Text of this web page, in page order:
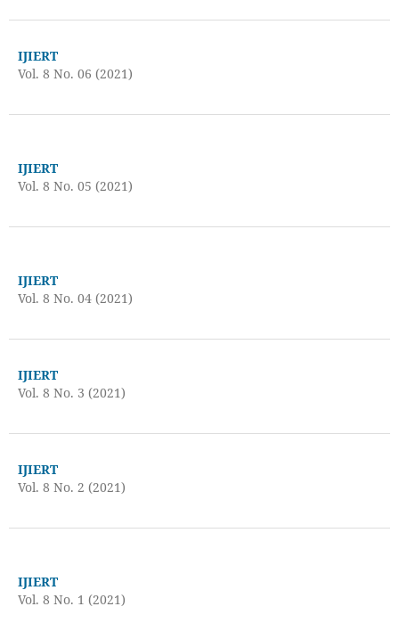
IJIERT
Vol. 8 No. 06 (2021)
IJIERT
Vol. 8 No. 05 (2021)
IJIERT
Vol. 8 No. 04 (2021)
IJIERT
Vol. 8 No. 3 (2021)
IJIERT
Vol. 8 No. 2 (2021)
IJIERT
Vol. 8 No. 1 (2021)